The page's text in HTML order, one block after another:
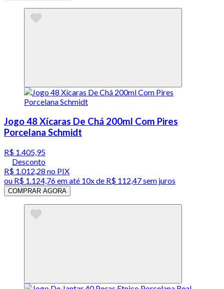
Jogo 48 Xícaras De Chá 200ml Com Pires
Porcelana Schmidt
R$ 1.405,95
Desconto
R$ 1.012,28 no PIX
ou R$ 1.124,76em até 10x de R$ 112,47 sem juros
COMPRAR AGORA